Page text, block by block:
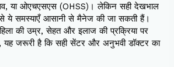
या ओएचएसएस (OHSS)। लेकिन सही देखभाल
ये समस्याएँ आसानी से मैनेज की जा सकती हैं।
की उम्र, सेहत और इलाज की प्रक्रिया पर
यह जरूरी है कि सही सेंटर और अनुभवी डॉक्टर का